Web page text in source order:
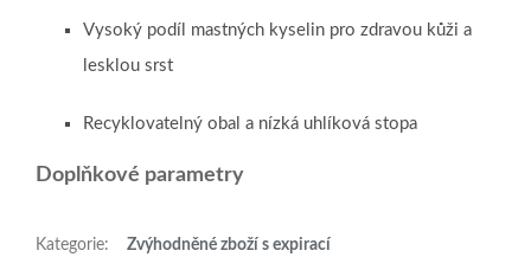
Vysoký podíl mastných kyselin pro zdravou kůži a
lesklou srst
Recyklovatelný obal a nízká uhlíková stopa
Doplňkové parametry
Kategorie:
Zvýhodněné zboží s expirací